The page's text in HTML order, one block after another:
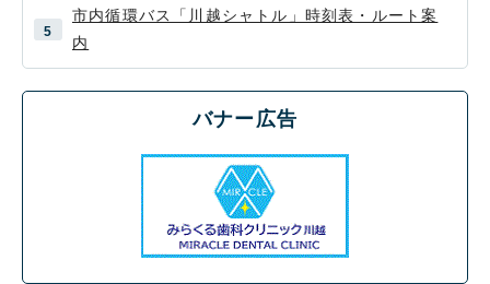
市内循環バス「川越シャトル」時刻表・ルート案
内
バナー広告